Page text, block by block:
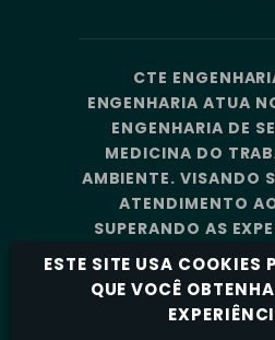
CTE
ENGENHARIA ATUA
ENGENHARIA DE
MEDICINA DO
AMBIENTE. VISANDO
ATENDIMENTO
SUPERANDO AS
MERCADO, A CTE
CONTA COM
PROFISSIONAIS
CAPACITADOS E
ESTE SITE USA COOKIES
QUE VOCÊ